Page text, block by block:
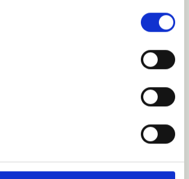
vlucht. WorldExperts assisteert u
€ 110,- per persoon per
Velikiy Novgorod - Sint-Petersburg in